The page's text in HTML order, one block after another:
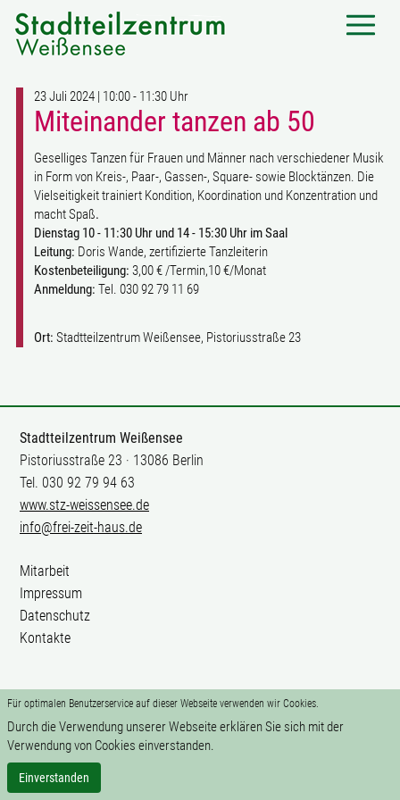
Für optimalen Benutzerservice auf dieser Webseite verwenden wir Cookies.
Durch die Verwendung unserer Webseite erklären Sie sich mit der
Verwendung von Cookies einverstanden.
Einverstanden
23 Juli 2024 | 10:00 - 11:30 Uhr
Miteinander tanzen ab 50
Geselliges Tanzen für Frauen und Männer nach verschiedener Musik
in Form von Kreis-, Paar-, Gassen-, Square- sowie Blocktänzen. Die
Vielseitigkeit trainiert Kondition, Koordination und Konzentration und
macht Spaß.
Dienstag 10 - 11:30 Uhr und 14 - 15:30 Uhr im Saal
Leitung: Doris Wande, zertifizierte Tanzleiterin
Kostenbeteiligung: 3,00 € /Termin,10 €/Monat
Anmeldung: Tel. 030 92 79 11 69
Ort: Stadtteilzentrum Weißensee, Pistoriusstraße 23
Stadtteilzentrum Weißensee
Pistoriusstraße 23 · 13086 Berlin
Tel. 030 92 79 94 63
www.stz-weissensee.de
info@frei-zeit-haus.de
Mitarbeit
Impressum
Datenschutz
Kontakte